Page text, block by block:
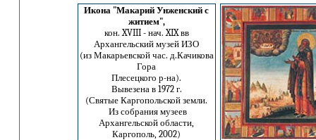
Икона "Макарий Унженский с
житием",
кон. XVIII - нач. XIX вв
Архангельский музей ИЗО
(из Макарьевской час. д.Качикова
Гора
Плесецкого р-на).
Вывезена в 1972 г.
(Святые Каргопольской земли.
Из собрания музеев
Архангельской области,
Каргополь, 2002)